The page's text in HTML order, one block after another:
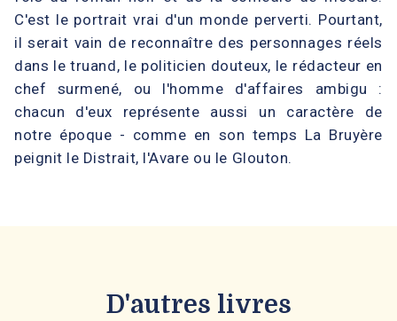
C'est le portrait vrai d'un monde perverti. Pourtant,
il serait vain de reconnaître des personnages réels
dans le truand, le politicien douteux, le rédacteur en
chef surmené, ou l'homme d'affaires ambigu :
chacun d'eux représente aussi un caractère de
notre époque - comme en son temps La Bruyère
peignit le Distrait, l'Avare ou le Glouton.
D'autres livres